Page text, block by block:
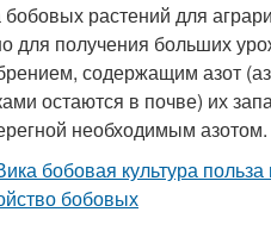
бобовых растений для
для получения больших
содержащим азот
остаются в почве) их
необходимым азотом.